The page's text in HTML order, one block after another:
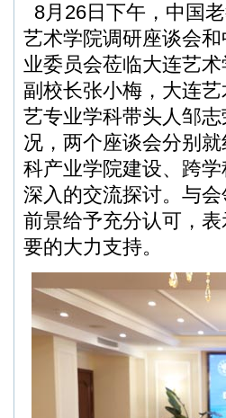
8月26日下午，中国
艺术学院调研座谈会
业委员会莅临大连艺
副校长张小梅，大连
艺专业学科带头人邹
况，两个座谈会分别
科产业学院建设、跨
深入的交流探讨。与
前景给予充分认可，
要的大力支持。